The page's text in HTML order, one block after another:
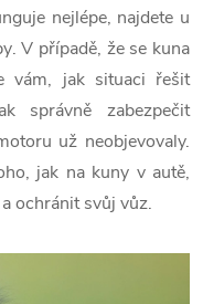
nejlépe, najdete u
V případě, že se kuna
vám, jak situaci řešit
správně zabezpečit
už neobjevovaly.
jak na kuny v autě,
ochránit svůj vůz.